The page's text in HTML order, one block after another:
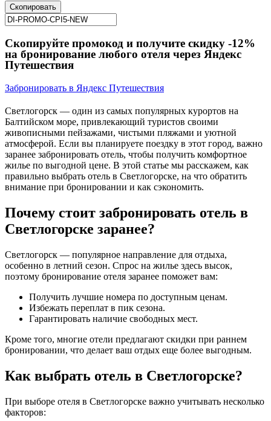
Скопировать
Скопируйте промокод и получите скидку -12%
на бронирование любого отеля через Яндекс
Путешествия
Забронировать в Яндекс Путешествия
Светлогорск — один из самых популярных курортов на
Балтийском море, привлекающий туристов своими
живописными пейзажами, чистыми пляжами и уютной
атмосферой. Если вы планируете поездку в этот город, важно
заранее забронировать отель, чтобы получить комфортное
жилье по выгодной цене. В этой статье мы расскажем, как
правильно выбрать отель в Светлогорске, на что обратить
внимание при бронировании и как сэкономить.
Почему стоит забронировать отель в
Светлогорске заранее?
Светлогорск — популярное направление для отдыха,
особенно в летний сезон. Спрос на жилье здесь высок,
поэтому бронирование отеля заранее поможет вам:
Получить лучшие номера по доступным ценам.
Избежать переплат в пик сезона.
Гарантировать наличие свободных мест.
Кроме того, многие отели предлагают скидки при раннем
бронировании, что делает ваш отдых еще более выгодным.
Как выбрать отель в Светлогорске?
При выборе отеля в Светлогорске важно учитывать несколько
факторов: